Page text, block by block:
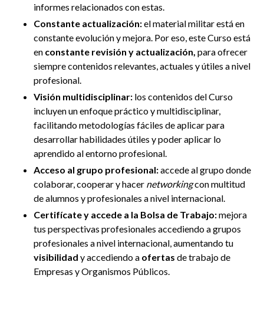
informes relacionados con estas.
Constante actualización:el material militar está en
constante evolución y mejora. Por eso, este Curso está
en constante revisión y actualización, para ofrecer
siempre contenidos relevantes, actuales y útiles a nivel
profesional.
Visión multidisciplinar: los contenidos del Curso
incluyen un enfoque práctico y multidisciplinar,
facilitando metodologías fáciles de aplicar para
desarrollar habilidades útiles y poder aplicar lo
aprendido al entorno profesional.
Acceso al grupo profesional:accede al grupo donde
colaborar, cooperar y hacer networkingcon multitud
de alumnos y profesionales a nivel internacional.
Certifícate y accede a la Bolsa de Trabajo:mejora
tus perspectivas profesionales accediendo a grupos
profesionales a nivel internacional, aumentando tu
visibilidad y accediendo a ofertas de trabajo de
Empresas y Organismos Públicos.